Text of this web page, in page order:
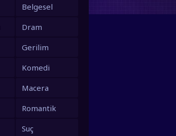
Belgesel
Dram
Gerilim
Komedi
Macera
Romantik
Suç